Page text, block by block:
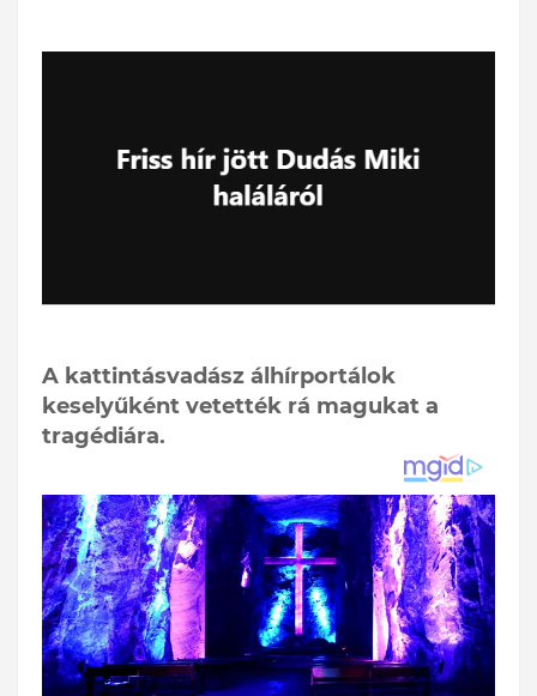
A kattintásvadász álhírportálok
keselyűként vetették rá magukat a
tragédiára.